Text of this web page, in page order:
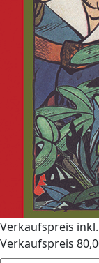
Verkaufspreis
Verkaufspreis